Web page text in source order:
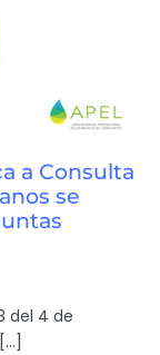
a Consulta
se
del 4 de